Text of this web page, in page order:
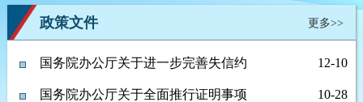
政策文件 更多>>
国务院办公厅关于进一步完善失信约
束制度构建诚信建设长效机制的指导
12-10
国务院办公厅关于全面推行证明事项 10-28